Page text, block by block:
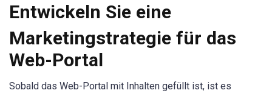
Entwickeln Sie eine
Marketingstrategie für das
Web-Portal
Sobald das Web-Portal mit Inhalten gefüllt ist, ist es